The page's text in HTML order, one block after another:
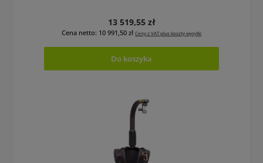
Cena regularna:
13 519,55 zł
Cena netto: 10 991,50 zł Ceny z VAT plus koszty wysyłki
Do koszyka